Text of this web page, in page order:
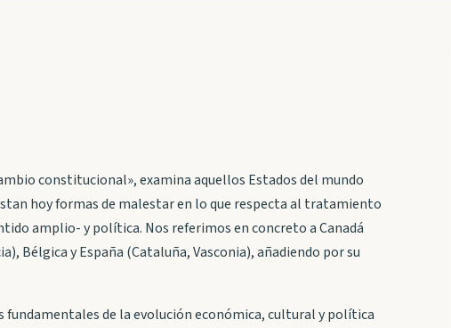
constitucional», examina aquellos Estados del mundo
hoy formas de malestar en lo que respecta al tratamiento
amplio- y política. Nos referimos en concreto a Canadá
Bélgica y España (Cataluña, Vasconia), añadiendo por su
fundamentales de la evolución económica, cultural y política